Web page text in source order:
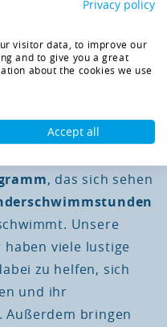
unserer
herzlich
und
, das sich sehen
Unsere
viele lustige
zu helfen, sich
und ihr
Außerdem bringen
Privacy policy
visitor data, to improve our
and to give you a great
about the cookies we use
Accept all